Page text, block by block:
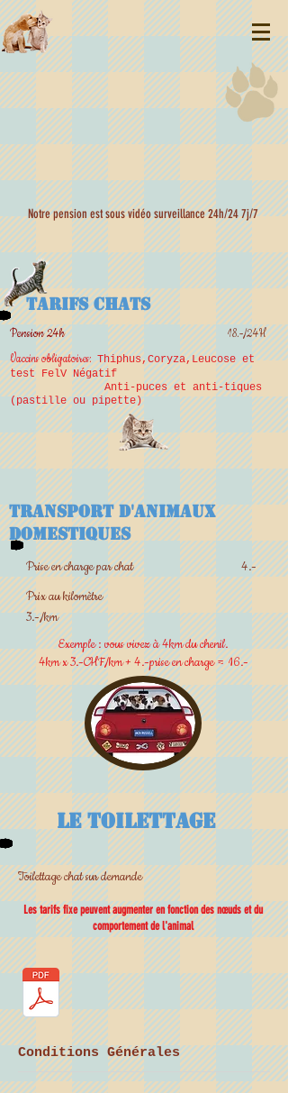
Notre pension est sous vidéo surveillance 24h/24 7j/7
Tarifs chats
Pension 24h
18.-/24H
Vaccins obligatoires:Thiphus,Coryza,Leucose et
test FelV Négatif
Anti-puces et anti-tiques
(pastille ou pipette)
TRANSPORT D'ANIMAUX
DOMESTIQUES
Prise en charge par chat 4.-
Prix au kilomètre
3.-/km
Exemple : vous vivez à 4km du chenil.
4km x 3.-CHF/km + 4.-prise en charge = 16.-
le Toilettage
Toilettage chat sur demande
Les tarifs fixe peuvent augmenter en fonction des nœuds et du
comportement de l'animal
Conditions Générales